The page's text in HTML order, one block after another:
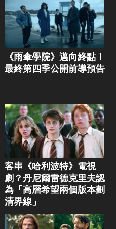
《雨傘學院》邁向終點！
最終第四季公開前導預告
客串《哈利波特》電視
劇？丹尼爾雷德克里夫認
為「高層希望兩個版本劃
清界線」